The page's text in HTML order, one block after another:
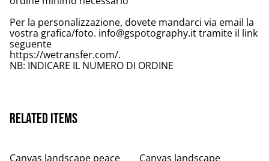
Per la personalizzazione, dovete mandarci via email la
vostra grafica/foto. info@gspotography.it tramite il link
seguente
https://wetransfer.com/.
NB: INDICARE IL NUMERO DI ORDINE
Related items
Canvas landscape peace
Canvas landscape